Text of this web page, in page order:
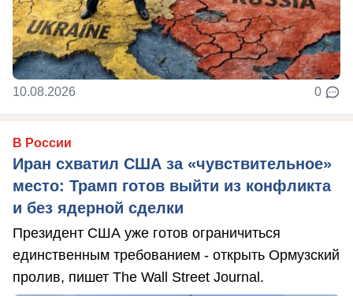
10.08.2026 0
В России
Иран схватил США за «чувствительное»
место: Трамп готов выйти из конфликта
и без ядерной сделки
Президент США уже готов ограничиться
единственным требованием - открыть Ормузский
пролив, пишет The Wall Street Journal.